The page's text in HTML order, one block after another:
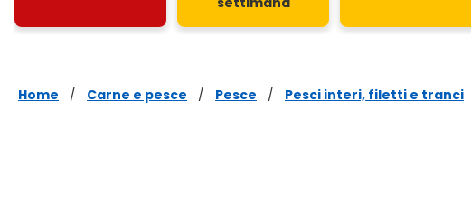
Home / Carne e pesce / Pesce / Pesci interi, filetti e tranci